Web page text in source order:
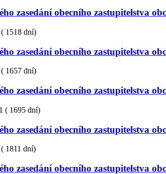
zasedání obecního zastupitelstva
( 1518 dní)
zasedání obecního zastupitelstva
( 1657 dní)
zasedání obecního zastupitelstva
( 1695 dní)
zasedání obecního zastupitelstva
( 1811 dní)
zasedání obecního zastupitelstva